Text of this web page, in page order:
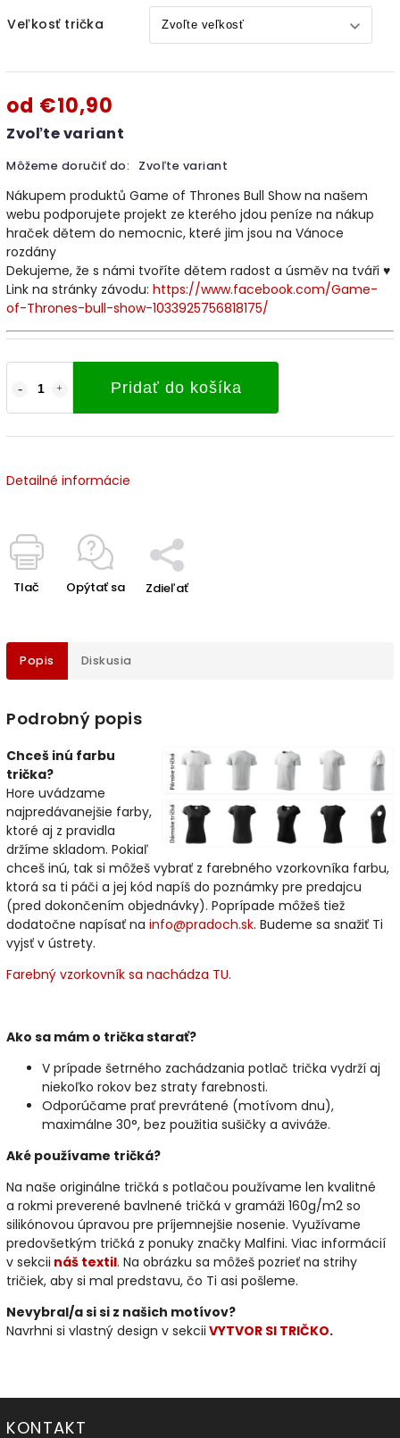
Veľkosť trička
od €10,90
Zvoľte variant
Môžeme doručiť do: Zvoľte variant
Pridať do košíka
Nákupem produktů Game of Thrones Bull Show na našem
webu podporujete projekt ze kterého jdou peníze na nákup
hraček dětem do nemocnic, které jim jsou na Vánoce
rozdány
Dekujeme, že s námi tvoříte dětem radost a úsměv na tváři ♥️
Link na stránky závodu: https://www.facebook.com/Game-
of-Thrones-bull-show-1033925756818175/
Detailné informácie
Tlač Opýtať sa Zdieľať
Popis Diskusia
Podrobný popis
Chceš inú farbu
trička?
Hore uvádzame
najpredávanejšie farby,
ktoré aj z pravidla
držíme skladom. Pokiaľ
chceš inú, tak si môžeš vybrať z farebného vzorkovníka farbu,
ktorá sa ti páči a jej kód napíš do poznámky pre predajcu
(pred dokončením objednávky). Poprípade môžeš tiež
dodatočne napísať na info@pradoch.sk. Budeme sa snažiť Ti
vyjsť v ústrety.
Farebný vzorkovník sa nachádza TU.
Ako sa mám o trička starať?
V prípade šetrného zachádzania potlač trička vydrží aj
niekoľko rokov bez straty farebnosti.
Odporúčame prať prevrátené (motívom dnu),
maximálne 30°, bez použitia sušičky a aviváže.
Aké používame tričká?
Na naše originálne tričká s potlačou používame len kvalitné
a rokmi preverené bavlnené tričká v gramáži 160g/m2 so
silikónovou úpravou pre príjemnejšie nosenie. Využívame
predovšetkým tričká z ponuky značky Malfini. Viac informácií
v sekcii náš textil. Na obrázku sa môžeš pozrieť na strihy
tričiek, aby si mal predstavu, čo Ti asi pošleme.
Nevybral/a si si z našich motívov?
Navrhni si vlastný design v sekcii VYTVOR SI TRIČKO.
KONTAKT